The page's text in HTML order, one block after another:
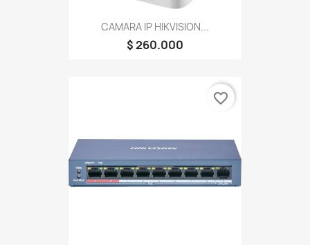
CAMARA IP HIKVISION...
$ 260.000
favorite_border